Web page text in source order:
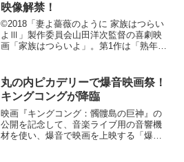
映像解禁！
©2018「妻よ薔薇のように 家族はつらい
よⅢ」製作委員会山田洋次監督の喜劇映
画「家族はつらいよ」。第1作は「熟年離
し大ヒット作品となった。そんな人気シ
リーズ最新作『妻...
丸の内ピカデリーで爆音映画祭！
キングコングが降臨
映画『キングコング：髑髏島の巨神』の
公開を記念して、音楽ライブ用の音響機
材を使い、爆音で映画を上映する「爆音